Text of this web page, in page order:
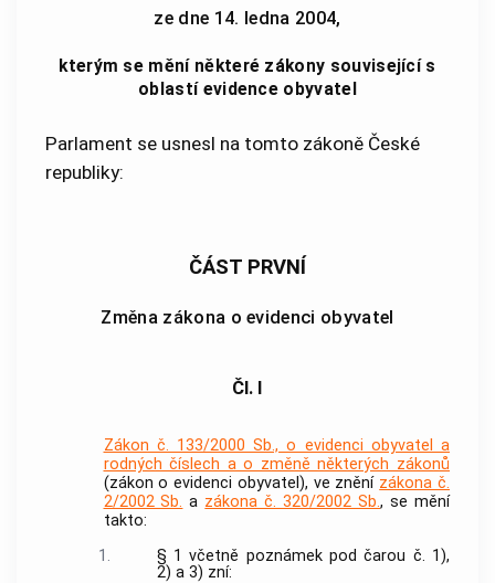
ze dne 14. ledna 2004,
kterým se mění některé zákony související s
oblastí evidence obyvatel
Parlament se usnesl na tomto zákoně České
republiky:
ČÁST PRVNÍ
Změna zákona o evidenci obyvatel
Čl. I
Zákon č. 133/2000 Sb., o evidenci obyvatel a
rodných číslech a o změně některých zákonů
(zákon o evidenci obyvatel), ve znění zákona č.
2/2002 Sb. a zákona č. 320/2002 Sb., se mění
takto:
1.
§ 1 včetně poznámek pod čarou č. 1),
2) a 3) zní: